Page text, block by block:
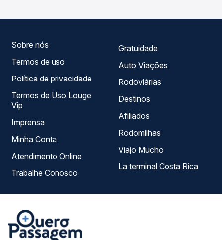
Sobre nós
Termos de uso
Política de privacidade
Termos de Uso Louge
Vip
Imprensa
Minha Conta
Atendimento Online
Trabalhe Conosco
Gratuidade
Auto Viações
Rodoviárias
Destinos
Afiliados
Rodomilhas
Viajo Mucho
La terminal Costa Rica